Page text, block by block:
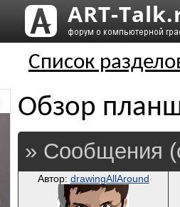
Список
Обзор
» Сообщения
Автор: drawingAllAround